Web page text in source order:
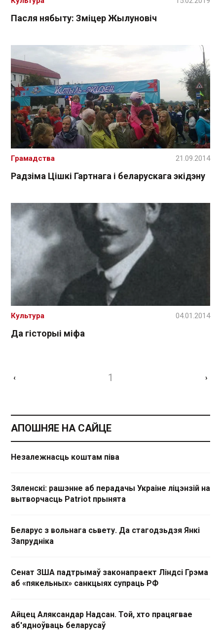
Пасля нябыту: Зміцер Жылуновіч
Радзіма Цішкі Гартнага і беларускага экідэну
Грамадства 21.09.2014
Да гісторыі міфа
Культура 04.01.2014
‹ 1 ›
АПОШНЯЕ НА САЙЦЕ
Незалежнасць коштам піва
Зяленскі: рашэнне аб перадачы Украіне ліцэнзій на
вытворчасць Patriot прынята
Беларус з вольнага сьвету. Да стагодзьдзя Янкі
Запрудніка
Сенат ЗША падтрымаў законапраект Ліндсі Грэма
аб «пякельных» санкцыях супраць РФ
Айцец Аляксандар Надсан. Той, хто працягвае
аб'ядноўваць беларусаў